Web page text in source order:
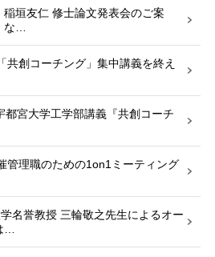
稲垣友仁 修士論文発表会のご案
な…
創コーチング」集中講義を終え
都宮大学工学部講義『共創コーチ
管理職のための1on1ミーティング
名誉教授 三輪敬之先生によるオー
…